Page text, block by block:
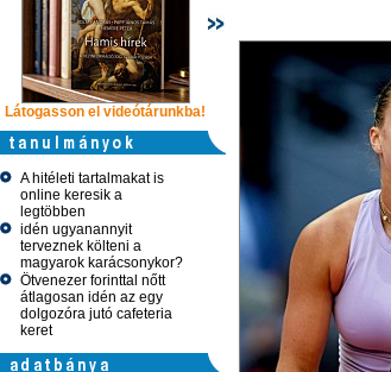
Látogasson el videótárunkba! Látogasson el
A hitéleti tartalmakat is
online keresik a
legtöbben
idén ugyanannyit
terveznek költeni a
magyarok karácsonykor?
Ötvenezer forinttal nőtt
átlagosan idén az egy
dolgozóra jutó cafeteria
keret